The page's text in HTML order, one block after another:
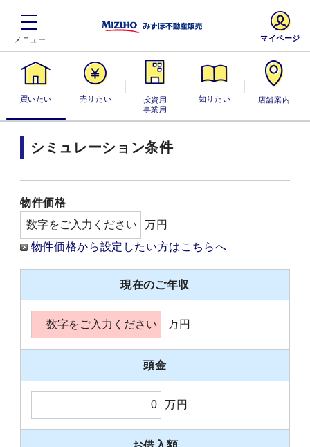
買いたい 売りたい
投資用・事業
用
知りたい 店舗案内
マイページ
シミュレーション条件
物件価格
万円
物件価格から設定したい方はこちらへ
現在のご年収
万円
頭金
万円